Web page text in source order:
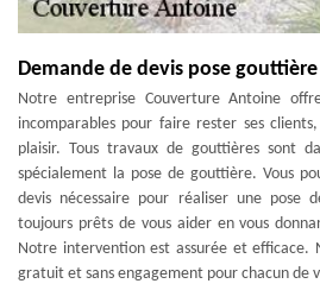
Demande de devis pose gouttière
Notre entreprise Couverture Antoine
incomparables pour faire rester ses
plaisir. Tous travaux de gouttières sont
spécialement la pose de gouttière. Vous
devis nécessaire pour réaliser une pose
toujours prêts de vous aider en vous
Notre intervention est assurée et efficace.
gratuit et sans engagement pour chacun de